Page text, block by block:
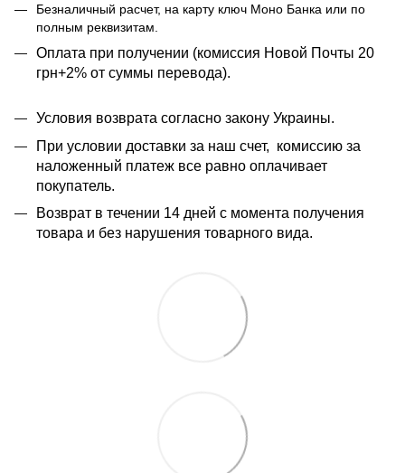
Безналичный расчет, на карту ключ Моно Банка или по
полным реквизитам.
​​Оплата при получении (комиссия Новой Почты 20
грн+2% от суммы перевода).
Условия возврата согласно закону Украины.
При условии доставки за наш счет, комиссию за
наложенный платеж все равно оплачивает
покупатель.
Возврат в течении 14 дней с момента получения
товара и без нарушения товарного вида.